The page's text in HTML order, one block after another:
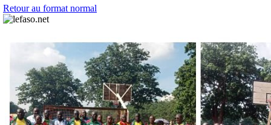
Retour au format normal